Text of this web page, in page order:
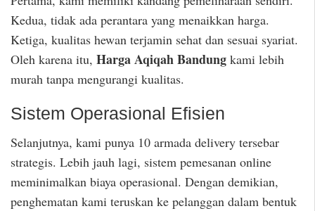
Kedua, tidak ada perantara yang menaikkan harga.
Ketiga, kualitas hewan terjamin sehat dan sesuai syariat.
Oleh karena itu, Harga Aqiqah Bandung kami lebih
murah tanpa mengurangi kualitas.
Sistem Operasional Efisien
Selanjutnya, kami punya 10 armada delivery tersebar
strategis. Lebih jauh lagi, sistem pemesanan online
meminimalkan biaya operasional. Dengan demikian,
penghematan kami teruskan ke pelanggan dalam bentuk